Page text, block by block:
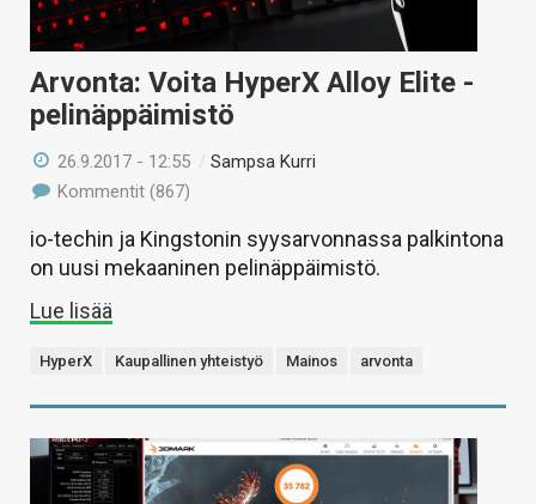
Arvonta: Voita HyperX Alloy Elite -
pelinäppäimistö
26.9.2017 - 12:55 /Sampsa Kurri
Kommentit (867)
io-techin ja Kingstonin syysarvonnassa palkintona
on uusi mekaaninen pelinäppäimistö.
Lue lisää
HyperX Kaupallinen yhteistyö Mainos arvonta